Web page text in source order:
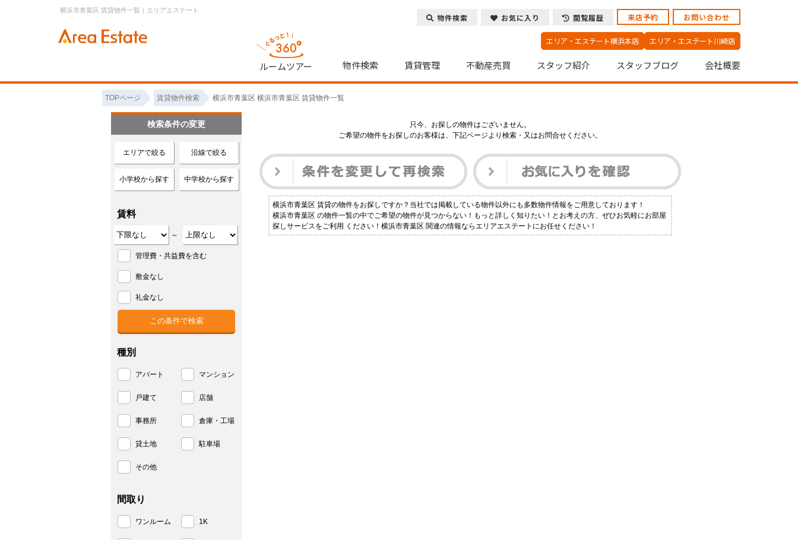
横浜市青葉区 賃貸物件一覧｜エリアエステート
物件検索 お気に入り 閲覧履歴 来店予約 お問い合わせ
エリア・エステート横浜本店 エリア・エステート川崎店
ルームツアー 物件検索 賃貸管理 不動産売買 スタッフ紹介 スタッフブログ 会社概要
TOPページ 賃貸物件検索 横浜市青葉区 横浜市青葉区 賃貸物件一覧
只今、お探しの物件はございません。
ご希望の物件をお探しのお客様は、下記ページより検索・又はお問合せください。
横浜市青葉区 賃貸の物件をお探しですか？当社では掲載している物件以外にも多数物件情報をご用意しております！
横浜市青葉区 の物件一覧の中でご希望の物件が見つからない！もっと詳しく知りたい！とお考えの方、ぜひお気軽にお部屋
探しサービスをご利用 ください！横浜市青葉区 関連の情報ならエリアエステートにお任せください！
検索条件の変更
エリアで絞る 沿線で絞る
小学校から探す 中学校から探す
賃料
～
管理費・共益費を含む
敷金なし
礼金なし
種別
アパート マンション
戸建て 店舗
事務所 倉庫・工場
貸土地 駐車場
その他
間取り
ワンルーム 1K